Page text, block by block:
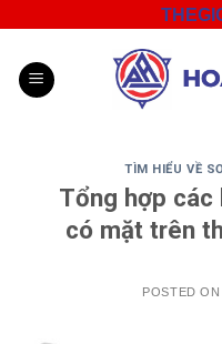
content
TÌM HIỂU VỀ
Tổng hợp các
có mặt trên
POSTED ON